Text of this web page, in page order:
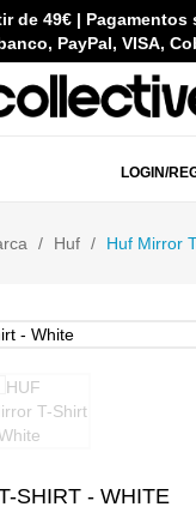
de 49€ | Pagamentos
PayPal, VISA,
LOGIN/
Huf Huf Mirror
SHIRT - WHITE